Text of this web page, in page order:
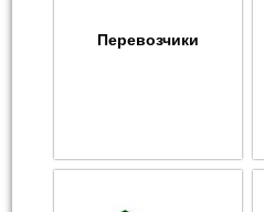
Перевозчики